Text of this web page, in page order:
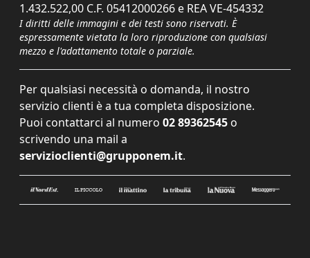
1.432.522,00 C.F. 05412000266 e REA VE-454332
I diritti delle immagini e dei testi sono riservati. È
espressamente vietata la loro riproduzione con qualsiasi
mezzo e l'adattamento totale o parziale.
Per qualsiasi necessità o domanda, il nostro
servizio clienti è a tua completa disposizione.
Puoi contattarci al numero 02 89362545 o
scrivendo una mail a
servizioclienti@grupponem.it.